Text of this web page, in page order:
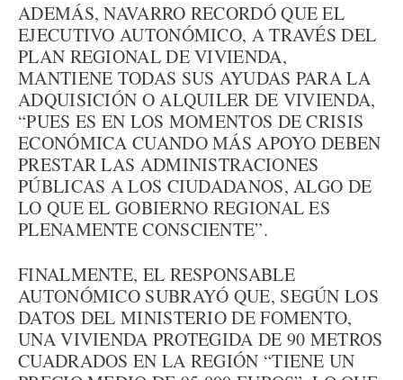
ADEMÁS, NAVARRO RECORDÓ QUE EL
EJECUTIVO AUTONÓMICO, A TRAVÉS DEL
PLAN REGIONAL DE VIVIENDA,
MANTIENE TODAS SUS AYUDAS PARA LA
ADQUISICIÓN O ALQUILER DE VIVIENDA,
“PUES ES EN LOS MOMENTOS DE CRISIS
ECONÓMICA CUANDO MÁS APOYO DEBEN
PRESTAR LAS ADMINISTRACIONES
PÚBLICAS A LOS CIUDADANOS, ALGO DE
LO QUE EL GOBIERNO REGIONAL ES
PLENAMENTE CONSCIENTE”.
FINALMENTE, EL RESPONSABLE
AUTONÓMICO SUBRAYÓ QUE, SEGÚN LOS
DATOS DEL MINISTERIO DE FOMENTO,
UNA VIVIENDA PROTEGIDA DE 90 METROS
CUADRADOS EN LA REGIÓN “TIENE UN